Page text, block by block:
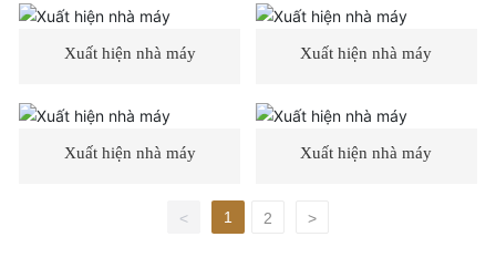
Xuất hiện nhà máy Xuất hiện nhà máy
Xuất hiện nhà máy Xuất hiện nhà máy
< 1 2 >